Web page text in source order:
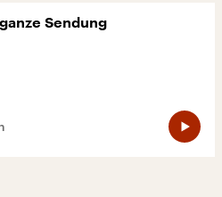
Sendung